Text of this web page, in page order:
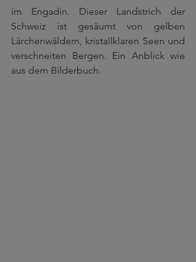
im Engadin. Dieser Landstrich der
Schweiz ist gesäumt von gelben
Lärchenwäldern, kristallklaren Seen und
verschneiten Bergen. Ein Anblick wie
aus dem Bilderbuch.